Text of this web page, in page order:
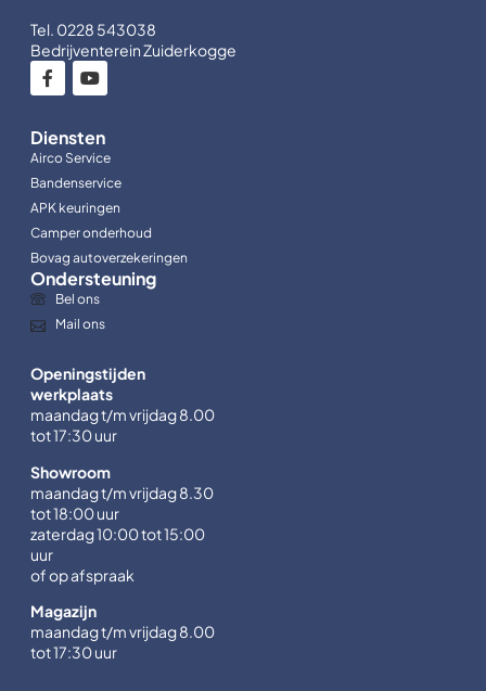
Tel. 0228 543038
Bedrijventerein Zuiderkogge
Diensten
Airco Service
Bandenservice
APK keuringen
Camper onderhoud
Bovag autoverzekeringen
Ondersteuning
Bel ons
Mail ons
Openingstijden
werkplaats
maandag t/m vrijdag 8.00
tot 17:30 uur
Showroom
maandag t/m vrijdag 8.30
tot 18:00 uur
zaterdag 10:00 tot 15:00
uur
of op afspraak
Magazijn
maandag t/m vrijdag 8.00
tot 17:30 uur